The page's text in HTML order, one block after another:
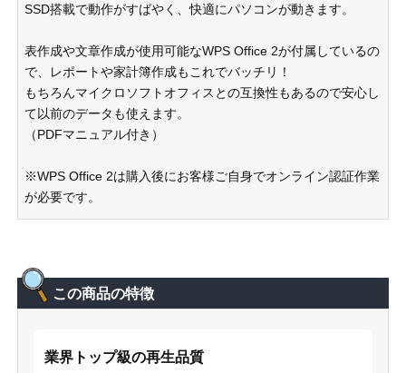
SSD搭載で動作がすばやく、快適にパソコンが動きます。
表作成や文章作成が使用可能なWPS Office 2が付属しているの
で、レポートや家計簿作成もこれでバッチリ！
もちろんマイクロソフトオフィスとの互換性もあるので安心し
て以前のデータも使えます。
（PDFマニュアル付き）
※WPS Office 2は購入後にお客様ご自身でオンライン認証作業
が必要です。
この商品の特徴
業界トップ級の再生品質